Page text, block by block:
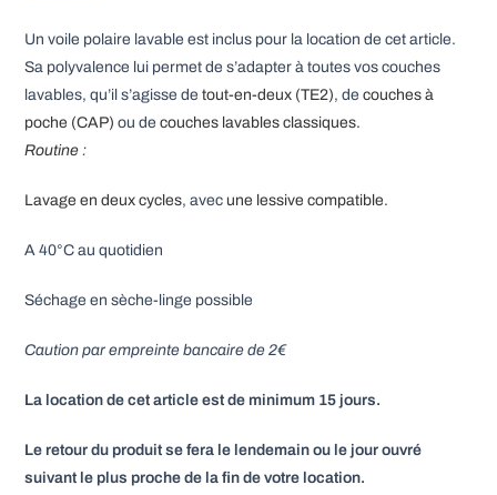
Un voile polaire lavable est inclus pour la location de cet article.
Sa polyvalence lui permet de s’adapter à toutes vos couches
lavables, qu’il s’agisse detout-en-deux (TE2), decouches à
poche (CAP) ou decouches lavables classiques.
Routine :
Lavage en deux cycles, avec une lessive compatible.
A 40°C au quotidien
Séchage en sèche-linge possible
Caution par empreinte bancaire de 2€
La location de cet article est de minimum 15 jours.
Le retour du produit se fera le lendemain ou le jour ouvré
suivant le plus proche de la fin de votre location.